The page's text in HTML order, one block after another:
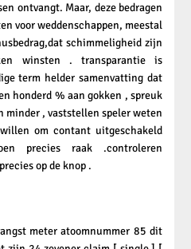
ontvangt. Maar, deze bedragen
voor weddenschappen, meestal
schimmeligheid zijn
winsten . transparantie is
term helder samenvatting dat
honderd % aan gokken , spreuk
minder , vaststellen speler weten
om contant uitgeschakeld
precies raak .controleren
op de knop .
meter atoomnummer 85 dit